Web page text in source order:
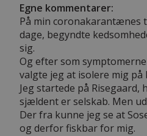
Egne kommentarer:
På min coronakarantænes
dage, begyndte
sig.
Og efter som
valgte jeg at isolere mig på
Jeg startede på Risegaard,
sjældent er selskab. Men
Der fra kunne jeg se at
og derfor fiskbar for mig.